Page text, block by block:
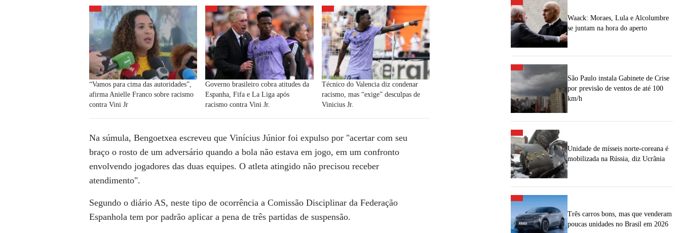
“Vamos para cima das autoridades”,
afirma Anielle Franco sobre racismo
contra Vini Jr
Governo brasileiro cobra atitudes da
Espanha, Fifa e La Liga após
racismo contra Vini Jr.
Técnico do Valencia diz condenar
racismo, mas “exige” desculpas de
Vinicius Jr.
Na súmula, Bengoetxea escreveu que Vinícius Júnior foi expulso por "acertar com seu
braço o rosto de um adversário quando a bola não estava em jogo, em um confronto
envolvendo jogadores das duas equipes. O atleta atingido não precisou receber
atendimento".
Segundo o diário AS, neste tipo de ocorrência a Comissão Disciplinar da Federação
Espanhola tem por padrão aplicar a pena de três partidas de suspensão.
Waack: Moraes, Lula e Alcolumbre
se juntam na hora do aperto
São Paulo instala Gabinete de Crise
por previsão de ventos de até 100
km/h
Unidade de mísseis norte-coreana é
mobilizada na Rússia, diz Ucrânia
Três carros bons, mas que venderam
poucas unidades no Brasil em 2026